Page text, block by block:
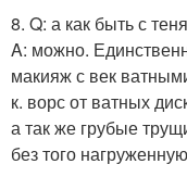
8. Q: а как быть с
A: можно.
макияж с век
к. ворс от ватных
а так же грубые
без того